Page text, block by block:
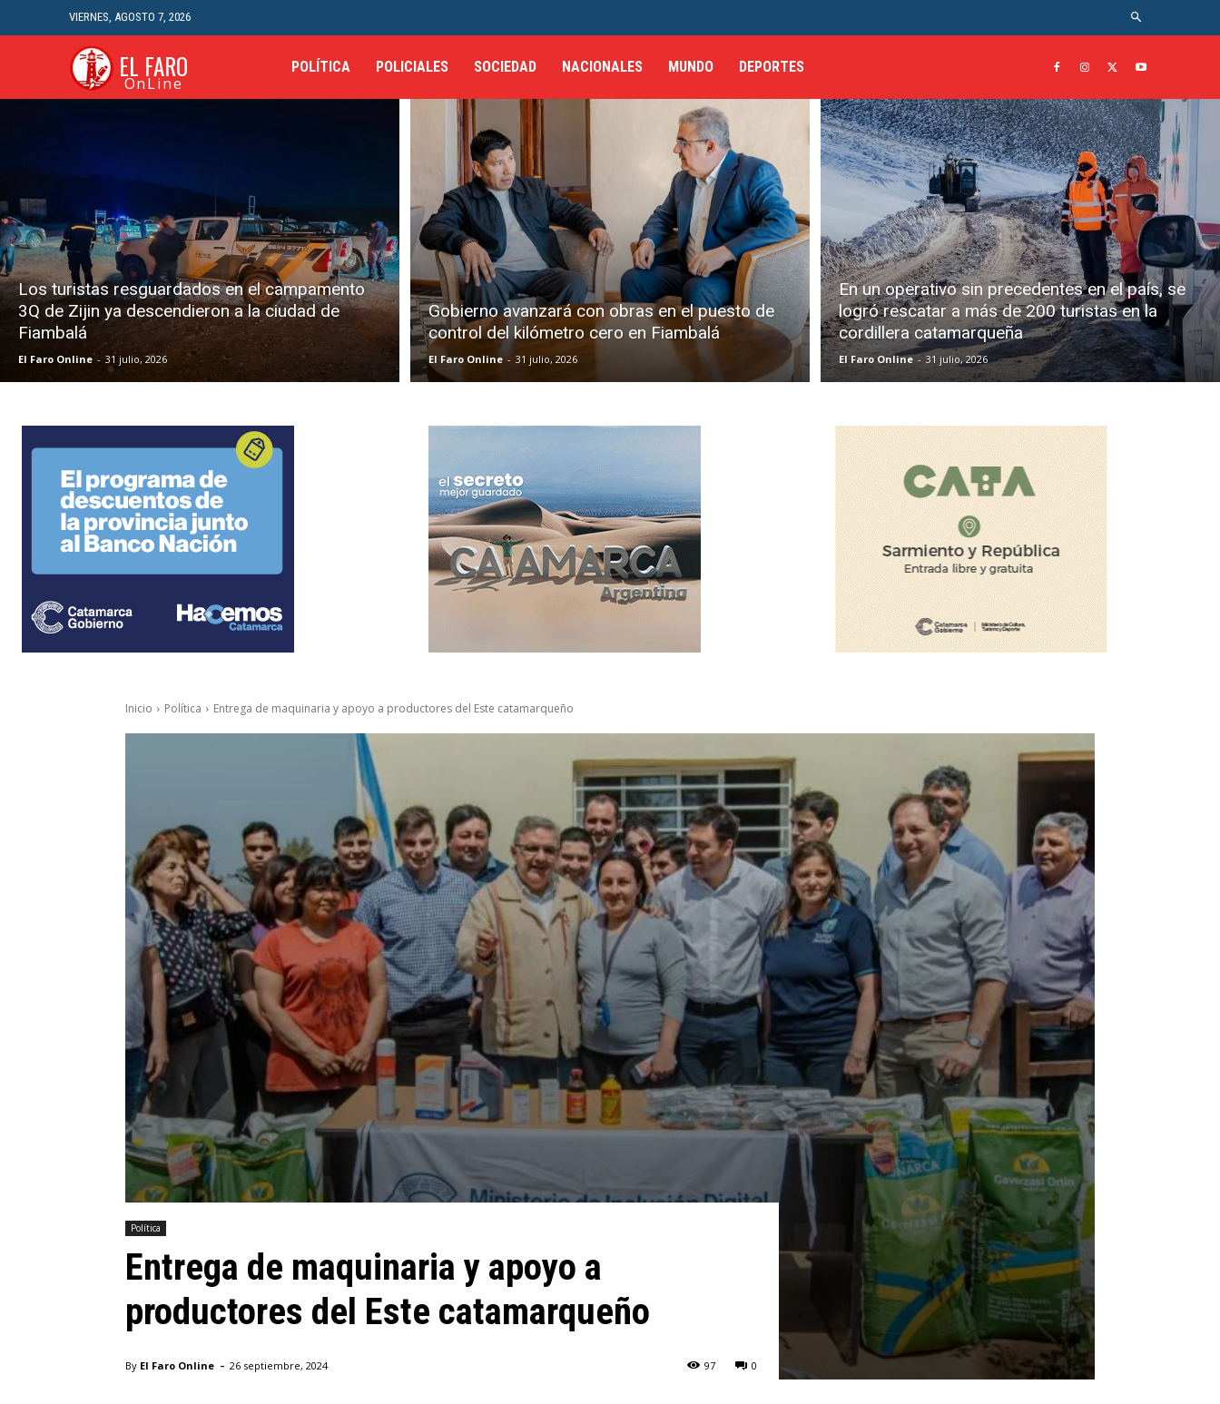
VIERNES, AGOSTO 7, 2026
EL FARO
OnLine
POLÍTICA POLICIALES SOCIEDAD NACIONALES MUNDO DEPORTES
Los turistas resguardados en el campamento
3Q de Zijin ya descendieron a la ciudad de
Fiambalá
El Faro Online - 31 julio, 2026
Gobierno avanzará con obras en el puesto de
control del kilómetro cero en Fiambalá
El Faro Online - 31 julio, 2026
En un operativo sin precedentes en el país, se
logró rescatar a más de 200 turistas en la
cordillera catamarqueña
El Faro Online - 31 julio, 2026
Inicio Política Entrega de maquinaria y apoyo a productores del Este catamarqueño
Política
Entrega de maquinaria y apoyo a
productores del Este catamarqueño
By El Faro Online - 26 septiembre, 2024 0
97